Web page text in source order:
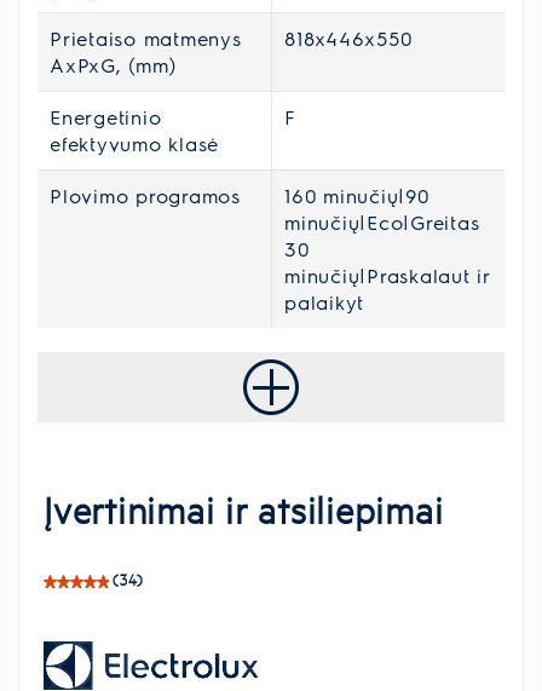
Prietaiso matmenys
AxPxG, (mm)
818x446x550
Energetinio
efektyvumo klasė
F
Plovimo programos
160 minučių|90
minučių|Eco|Greitas
30
minučių|Praskalaut ir
palaikyt
Įvertinimai ir atsiliepimai
(34)